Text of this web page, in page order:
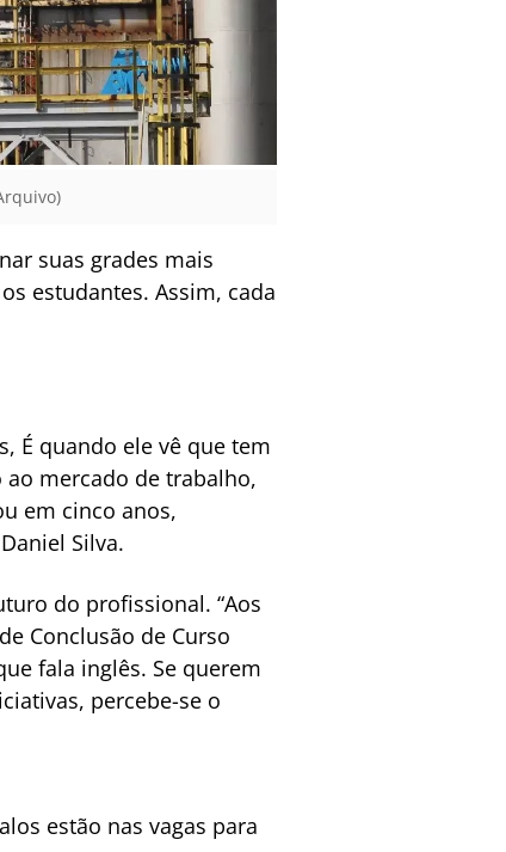
suas grades mais
estudantes. Assim, cada
É quando ele vê que tem
ao mercado de trabalho,
em cinco anos,
Silva.
do profissional. “Aos
Conclusão de Curso
fala inglês. Se querem
percebe-se o
estão nas vagas para